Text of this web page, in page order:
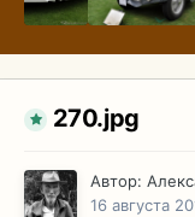
270.jpg
Автор:
16 августа